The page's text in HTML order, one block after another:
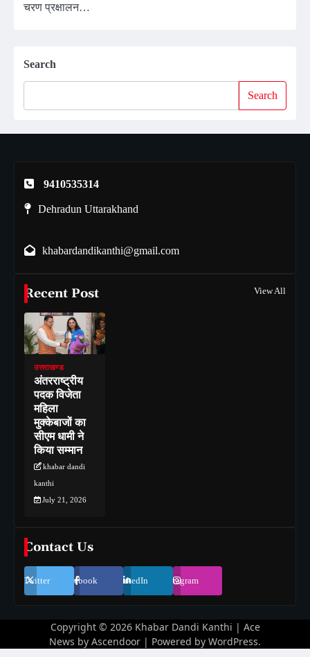
चरण प्रक्षालन…
Search
Search
9410535314
Dehradun Uttarakhand
khabardandikanthi@gmail.com
Recent Post View All
उत्तराखण्ड
अंतरराष्ट्रीय
पदक विजेता
महिला
मुक्केबाजों का
सीएम धामी ने
किया सम्मान
khabar dandi
kanthi
July 21, 2026
Contact Us
Twitter Facebook LinkedIn Instagram
Copyright © 2026 Khabar Dandi Kanthi | Ace
News by Ascendoor | Powered by WordPress.